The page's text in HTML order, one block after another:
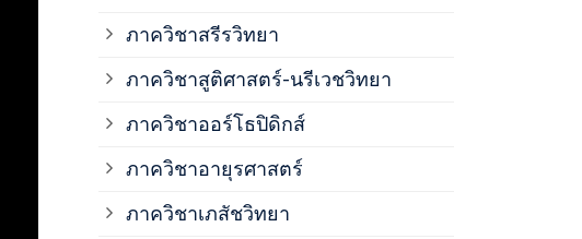
ภาควิชาสรีรวิทยา
ภาควิชาสูติศาสตร์-นรีเวชวิทยา
ภาควิชาออร์โธปิดิกส์
ภาควิชาอายุรศาสตร์
ภาควิชาเภสัชวิทยา